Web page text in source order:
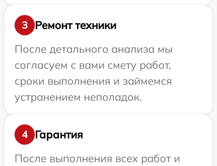
3
Ремонт техники
После детального анализа мы
согласуем с вами смету работ,
сроки выполнения и займемся
устранением неполадок.
4
Гарантия
После выполнения всех работ и